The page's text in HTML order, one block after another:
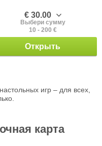
€ 30.00
Выбери сумму
10 - 200 €
Открыть
игр – для всех,
карта